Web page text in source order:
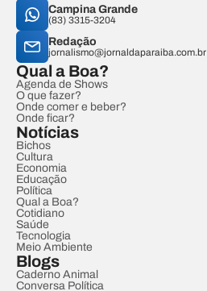
Campina Grande
(83) 3315-3204
Redação
jornalismo@jornaldaparaiba.com.br
Qual a Boa?
Agenda de Shows
O que fazer?
Onde comer e beber?
Onde ficar?
Notícias
Bichos
Cultura
Economia
Educação
Política
Qual a Boa?
Cotidiano
Saúde
Tecnologia
Meio Ambiente
Blogs
Caderno Animal
Conversa Política